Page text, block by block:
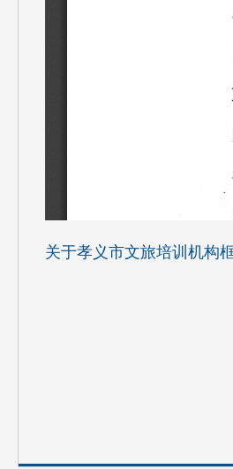
关于孝义市文旅培训机构